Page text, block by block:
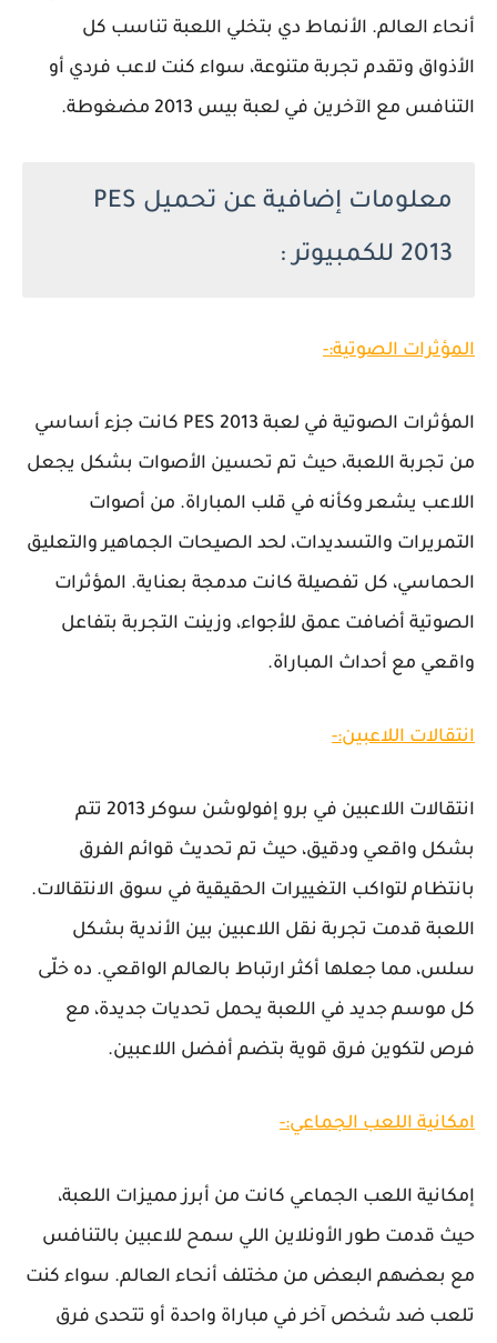
أنحاء العالم. الأنماط دي بتخلي اللعبة تناسب كل
الأذواق وتقدم تجربة متنوعة، سواء كنت لاعب فردي أو
التنافس مع الآخرين في لعبة بيس 2013 مضغوطة.
معلومات إضافية عن تحميل PES
2013 للكمبيوتر :
المؤثرات الصوتية:-
المؤثرات الصوتية في لعبة PES 2013 كانت جزء أساسي
من تجربة اللعبة، حيث تم تحسين الأصوات بشكل يجعل
اللاعب يشعر وكأنه في قلب المباراة. من أصوات
التمريرات والتسديدات، لحد الصيحات الجماهير والتعليق
الحماسي، كل تفصيلة كانت مدمجة بعناية. المؤثرات
الصوتية أضافت عمق للأجواء، وزينت التجربة بتفاعل
واقعي مع أحداث المباراة.
انتقالات اللاعبين:-
انتقالات اللاعبين في برو إفولوشن سوكر 2013 تتم
بشكل واقعي ودقيق، حيث تم تحديث قوائم الفرق
بانتظام لتواكب التغييرات الحقيقية في سوق الانتقالات.
اللعبة قدمت تجربة نقل اللاعبين بين الأندية بشكل
سلس، مما جعلها أكثر ارتباط بالعالم الواقعي. ده خلّى
كل موسم جديد في اللعبة يحمل تحديات جديدة، مع
فرص لتكوين فرق قوية بتضم أفضل اللاعبين.
امكانية اللعب الجماعي:-
إمكانية اللعب الجماعي كانت من أبرز مميزات اللعبة،
حيث قدمت طور الأونلاين اللي سمح للاعبين بالتنافس
مع بعضهم البعض من مختلف أنحاء العالم. سواء كنت
تلعب ضد شخص آخر في مباراة واحدة أو تتحدى فرق